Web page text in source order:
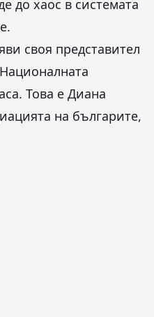
до хаос в системата
своя представител
Това е Диана
на българите,